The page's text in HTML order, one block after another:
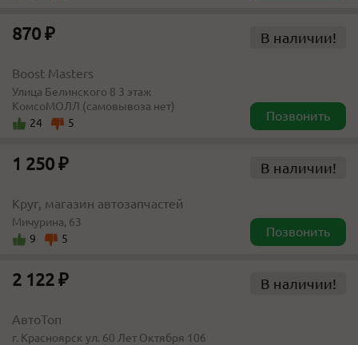
870 ₽ В наличии!
Boost Masters
​​Улица Белинского 8​ 3 этаж
КомсоМОЛЛ (самовывоза нет)
24
5 Позвонить
1 250 ₽ В наличии!
Круг, магазин автозапчастей
Мичурина, 63
9
5 Позвонить
2 122 ₽ В наличии!
АвтоТоп
г. Красноярск ул. 60 Лет Октября 106